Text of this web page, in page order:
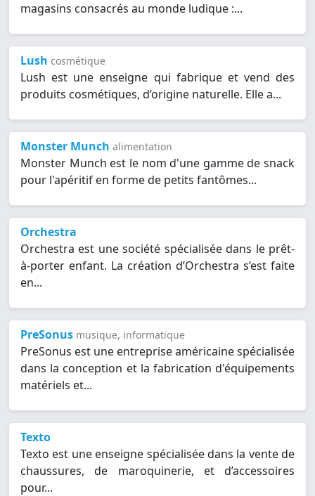
magasins consacrés au monde ludique :...
Lush cosmétique
Lush est une enseigne qui fabrique et vend des
produits cosmétiques, d’origine naturelle. Elle a...
Monster Munch alimentation
Monster Munch est le nom d'une gamme de snack
pour l'apéritif en forme de petits fantômes...
Orchestra
Orchestra est une société spécialisée dans le prêt-
à-porter enfant. La création d’Orchestra s’est faite
en...
PreSonus musique, informatique
PreSonus est une entreprise américaine spécialisée
dans la conception et la fabrication d'équipements
matériels et...
Texto
Texto est une enseigne spécialisée dans la vente de
chaussures, de maroquinerie, et d’accessoires
pour...